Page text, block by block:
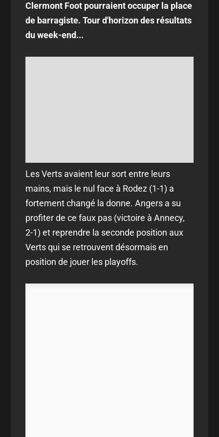
Clermont Foot pourraient occuper la place
de barragiste. Tour d'horizon des résultats
du week-end...
Les Verts avaient leur sort entre leurs
mains, mais le nul face à Rodez (1-1) a
fortement changé la donne. Angers a su
profiter de ce faux pas (victoire à Annecy,
2-1) et reprendre la seconde position aux
Verts qui se retrouvent désormais en
position de jouer les playoffs.